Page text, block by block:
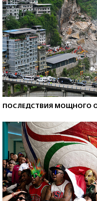
ПОСЛЕДСТВИЯ МОЩНОГО